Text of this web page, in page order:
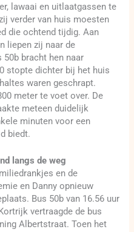
lawaai en uitlaatgassen te
verder van huis moesten
die ochtend tijdig. Aan
liepen zij naar de
bracht hen naar
stopte dichter bij het huis
waren geschrapt.
meter te voet over. De
meteen duidelijk
minuten voor een
biedt.
langs de weg
en de
en Danny opnieuw
Bus 50b van 16.56 uur
vertraagde de bus
Albertstraat. Toen het